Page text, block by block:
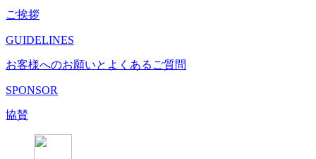
ご挨拶
GUIDELINES
お客様へのお願いとよくあるご質問
SPONSOR
協賛